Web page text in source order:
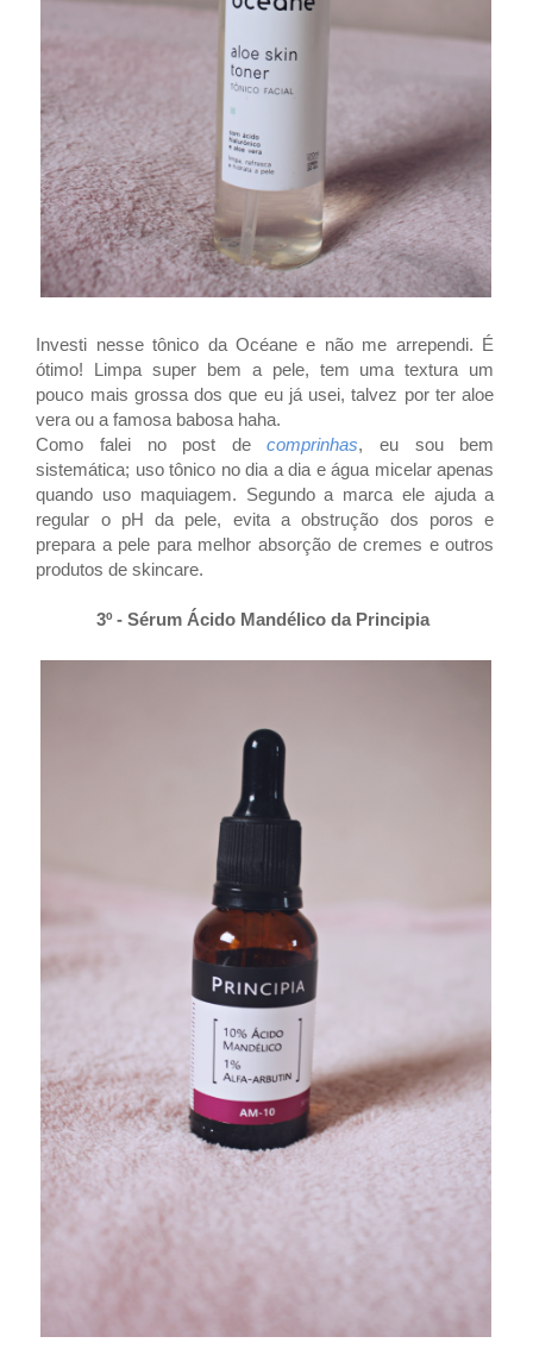
Investi nesse tônico da Océane e não me arrependi. É
ótimo! Limpa super bem a pele, tem uma textura um
pouco mais grossa dos que eu já usei, talvez por ter aloe
vera ou a famosa babosa haha.
Como falei no post decomprinhas, eu sou bem
sistemática; uso tônico no dia a dia e água micelar apenas
quando uso maquiagem. Segundo a marca ele ajuda a
regular o pH da pele, evita a obstrução dos poros e
prepara a pele para melhor absorção de cremes e outros
produtos de skincare.
3º - Sérum Ácido Mandélico da Principia